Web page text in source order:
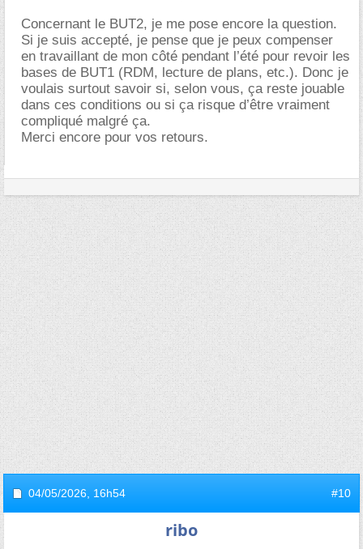
Concernant le BUT2, je me pose encore la question.
Si je suis accepté, je pense que je peux compenser
en travaillant de mon côté pendant l’été pour revoir les
bases de BUT1 (RDM, lecture de plans, etc.). Donc je
voulais surtout savoir si, selon vous, ça reste jouable
dans ces conditions ou si ça risque d’être vraiment
compliqué malgré ça.
Merci encore pour vos retours.
04/05/2026, 16h54 #10
ribo